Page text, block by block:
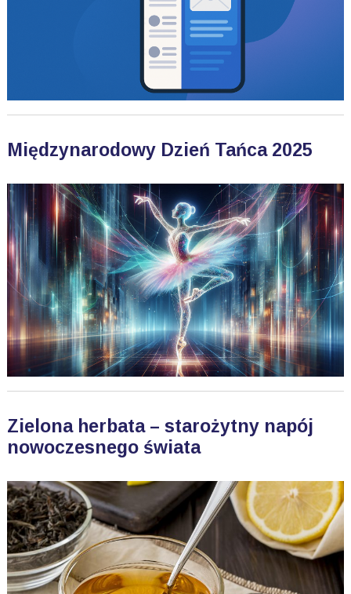
Międzynarodowy Dzień Tańca 2025
Zielona herbata – starożytny napój
nowoczesnego świata